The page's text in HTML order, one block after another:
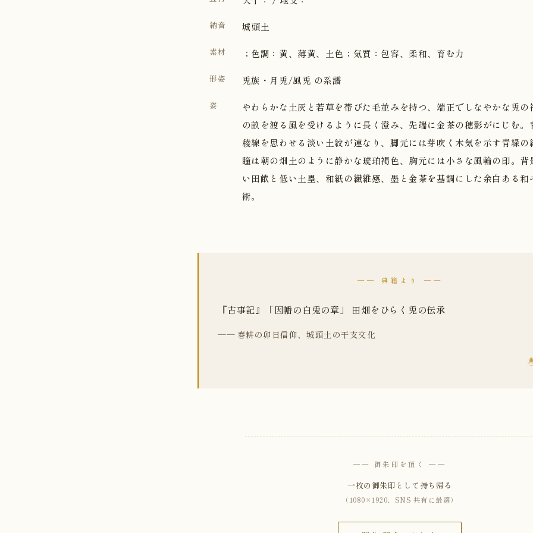
納音 城頭土
素材 ；色調：黄、薄黄、土色；気質：包容、柔和、育む力
形姿 兎族・月兎/風兎 の系譜
姿
やわらかな土灰と若草を帯びた毛並みを持つ、端正でしなやかな兎の
の畝を渡る風を受けるように長く澄み、先端に金茶の穂影がにじむ。
稜線を思わせる淡い土紋が連なり、脚元には芽吹く木気を示す青緑の
瞳は朝の畑土のように静かな琥珀褐色、胸元には小さな風輪の印。背
い田畝と低い土塁、和紙の繊維感、墨と金茶を基調にした余白ある和
術。
── 典籍より ──
『古事記』「因幡の白兎の章」 田畑をひらく兎の伝承
── 春耕の卯日信仰、城頭土の干支文化
── 御朱印を頂く ──
一枚の御朱印として持ち帰る
（1080×1920、SNS 共有に最適）